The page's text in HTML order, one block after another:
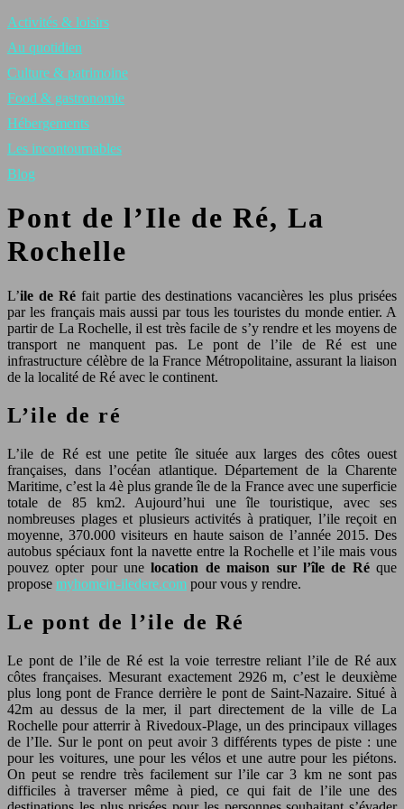
Activités & loisirs
Au quotidien
Culture & patrimoine
Food & gastronomie
Hébergements
Les incontournables
Blog
Pont de l’Ile de Ré, La
Rochelle
L’ile de Réfait partie des destinations vacancières les plus prisées
par les français mais aussi par tous les touristes du monde entier. A
partir de La Rochelle, il est très facile de s’y rendre et les moyens de
transport ne manquent pas. Le pont de l’ile de Ré est une
infrastructure célèbre de la France Métropolitaine, assurant la liaison
de la localité de Ré avec le continent.
L’ile de ré
L’ile de Ré est une petite île située aux larges des côtes ouest
françaises, dans l’océan atlantique. Département de la Charente
Maritime, c’est la 4è plus grande île de la France avec une superficie
totale de 85 km2. Aujourd’hui une île touristique, avec ses
nombreuses plages et plusieurs activités à pratiquer, l’ile reçoit en
moyenne, 370.000 visiteurs en haute saison de l’année 2015. Des
autobus spéciaux font la navette entre la Rochelle et l’ile mais vous
pouvez opter pour unelocation de maison sur l’île de Réque
propose myhomein-iledere.com pour vous y rendre.
Le pont de l’ile de Ré
Le pont de l’ile de Ré est la voie terrestre reliant l’ile de Ré aux
côtes françaises. Mesurant exactement 2926 m, c’est le deuxième
plus long pont de France derrière le pont de Saint-Nazaire. Situé à
42m au dessus de la mer, il part directement de la ville de La
Rochelle pour atterrir à Rivedoux-Plage, un des principaux villages
de l’Ile. Sur le pont on peut avoir 3 différents types de piste : une
pour les voitures, une pour les vélos et une autre pour les piétons.
On peut se rendre très facilement sur l’ile car 3 km ne sont pas
difficiles à traverser même à pied, ce qui fait de l’ile une des